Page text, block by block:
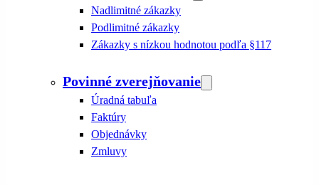
Nadlimitné zákazky
Podlimitné zákazky
Zákazky s nízkou hodnotou podľa §117
Povinné zverejňovanie
Úradná tabuľa
Faktúry
Objednávky
Zmluvy